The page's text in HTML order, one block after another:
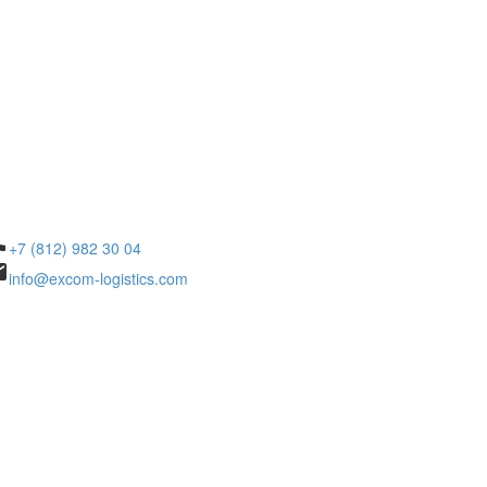
+7 (812) 982 30 04
info@excom-logistics.com